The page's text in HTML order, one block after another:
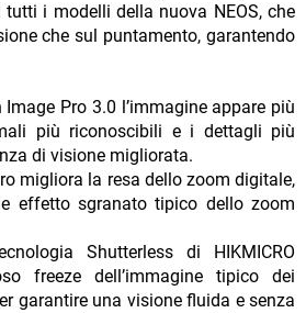
tutti i modelli della nuova NEOS, che
che sul puntamento, garantendo
Image Pro 3.0 l’immagine appare più
più riconoscibili e i dettagli più
di visione migliorata.
migliora la resa dello zoom digitale,
effetto sgranato tipico dello zoom
Shutterless di HIKMICRO
freeze dell’immagine tipico dei
garantire una visione fluida e senza